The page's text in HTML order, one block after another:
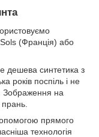
(Франція) або
дешева синтетика з
років поспіль і не
Зображення на
прямого
технологія